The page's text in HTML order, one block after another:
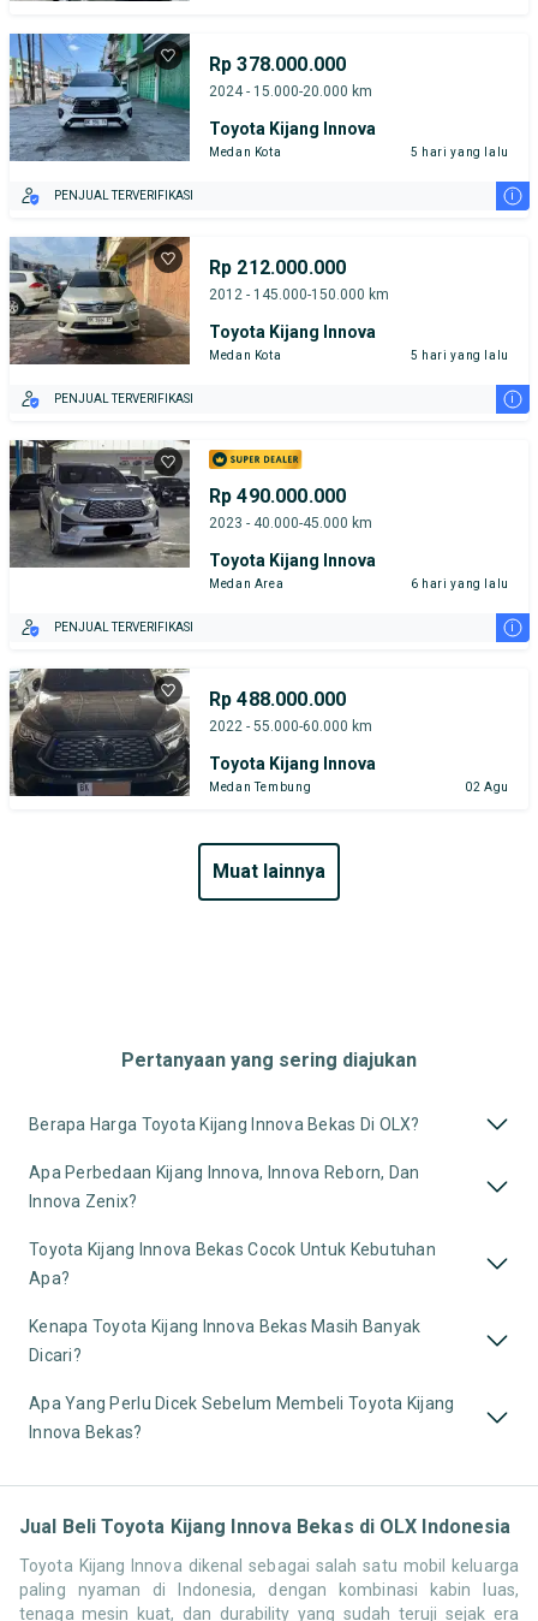
Rp 378.000.000
2024 - 15.000-20.000 km
Toyota Kijang Innova
Medan Kota 5 hari yang lalu
PENJUAL TERVERIFIKASI i
Rp 212.000.000
2012 - 145.000-150.000 km
Toyota Kijang Innova
Medan Kota 5 hari yang lalu
PENJUAL TERVERIFIKASI i
Rp 490.000.000
2023 - 40.000-45.000 km
Toyota Kijang Innova
Medan Area 6 hari yang lalu
PENJUAL TERVERIFIKASI i
Rp 488.000.000
2022 - 55.000-60.000 km
Toyota Kijang Innova
Medan Tembung 02 Agu
muat lainnya
Pertanyaan yang sering diajukan
Berapa Harga Toyota Kijang Innova Bekas Di OLX?
Apa Perbedaan Kijang Innova, Innova Reborn, Dan
Innova Zenix?
Toyota Kijang Innova Bekas Cocok Untuk Kebutuhan
Apa?
Kenapa Toyota Kijang Innova Bekas Masih Banyak
Dicari?
Apa Yang Perlu Dicek Sebelum Membeli Toyota Kijang
Innova Bekas?
Jual Beli Toyota Kijang Innova Bekas di OLX Indonesia
Toyota Kijang Innova dikenal sebagai salah satu mobil keluarga
paling nyaman di Indonesia, dengan kombinasi kabin luas,
tenaga mesin kuat, dan durability yang sudah teruji sejak era